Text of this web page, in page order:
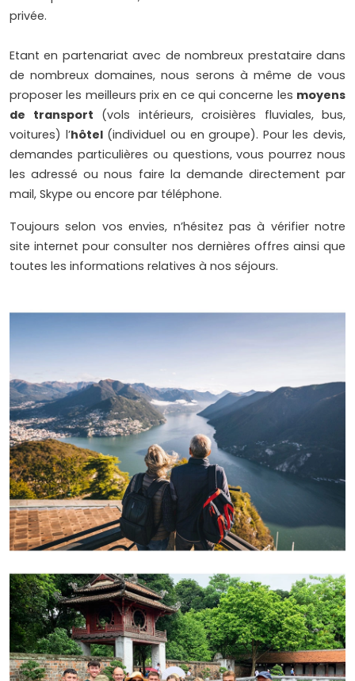
privée.
Etant en partenariat avec de nombreux prestataire dans
de nombreux domaines, nous serons à même de vous
proposer les meilleurs prix en ce qui concerne les moyens
de transport (vols intérieurs, croisières fluviales, bus,
voitures) l’hôtel(individuel ou en groupe). Pour les devis,
demandes particulières ou questions, vous pourrez nous
les adressé ou nous faire la demande directement par
mail, Skype ou encore par téléphone.
Toujours selon vos envies, n’hésitez pas à vérifier notre
site internet pour consulter nos dernières offres ainsi que
toutes les informations relatives à nos séjours.